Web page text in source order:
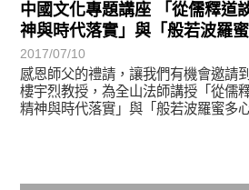
中國文化專題講座 「從儒釋道
神與時代落實」與「般若波羅蜜
2017/07/10
感恩師父的禮請，讓我們有機會邀請
樓宇烈教授，為全山法師講授「從儒
精神與時代落實」與「般若波羅蜜多